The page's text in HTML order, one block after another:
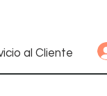
al Cliente